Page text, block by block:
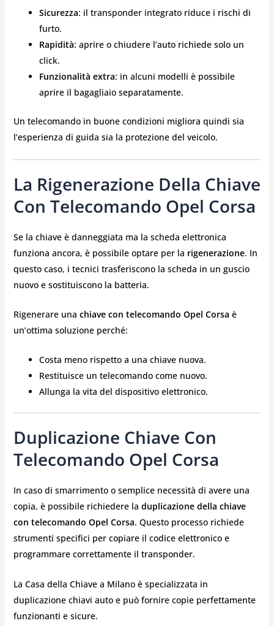
Sicurezza: il transponder integrato riduce i rischi di
furto.
Rapidità: aprire o chiudere l’auto richiede solo un
click.
Funzionalità extra: in alcuni modelli è possibile
aprire il bagagliaio separatamente.
Un telecomando in buone condizioni migliora quindi sia
l’esperienza di guida sia la protezione del veicolo.
La Rigenerazione Della Chiave
Con Telecomando Opel Corsa
Se la chiave è danneggiata ma la scheda elettronica
funziona ancora, è possibile optare per la rigenerazione. In
questo caso, i tecnici trasferiscono la scheda in un guscio
nuovo e sostituiscono la batteria.
Rigenerare una chiave con telecomando Opel Corsa è
un’ottima soluzione perché:
Costa meno rispetto a una chiave nuova.
Restituisce un telecomando come nuovo.
Allunga la vita del dispositivo elettronico.
Duplicazione Chiave Con
Telecomando Opel Corsa
In caso di smarrimento o semplice necessità di avere una
copia, è possibile richiedere la duplicazione della chiave
con telecomando Opel Corsa. Questo processo richiede
strumenti specifici per copiare il codice elettronico e
programmare correttamente il transponder.
La Casa della Chiave a Milano è specializzata in
duplicazione chiavi auto e può fornire copie perfettamente
funzionanti e sicure.